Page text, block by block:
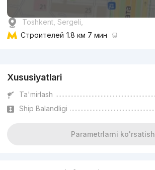
Toshkent, Sergeli,
Строителей 1.8 км 7 мин
Xususiyatlari
Ta'mirlash
Ship Balandligi
Parametrlarni ko'rsatish